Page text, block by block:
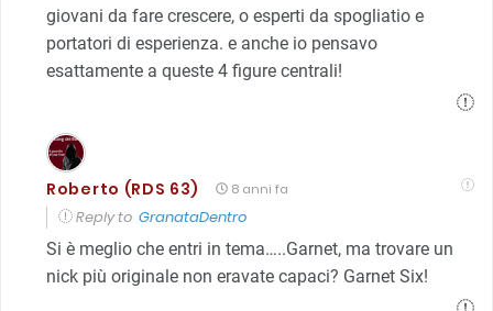
giovani da fare crescere, o esperti da spogliatio e
portatori di esperienza. e anche io pensavo
esattamente a queste 4 figure centrali!
Roberto (RDS 63) 8 anni fa
Reply to GranataDentro
Si è meglio che entri in tema…..Garnet, ma trovare un
nick più originale non eravate capaci? Garnet Six!